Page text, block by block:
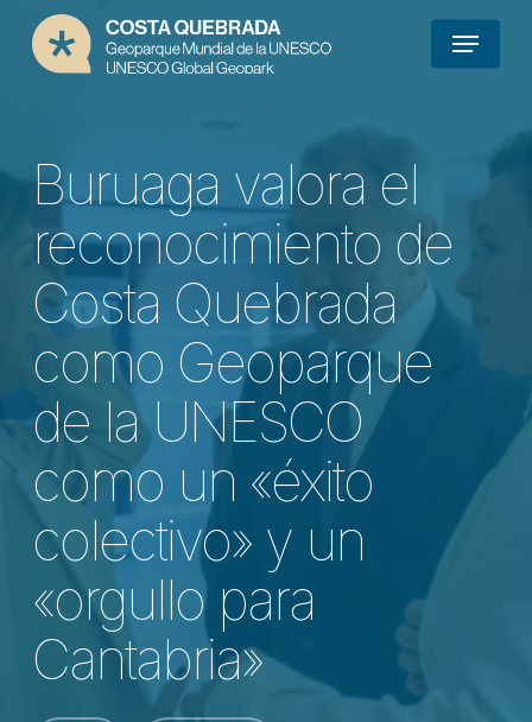
main
Menu
Buruaga valora el
reconocimiento de
Costa Quebrada
como Geoparque
de la UNESCO
como un «éxito
colectivo» y un
«orgullo para
Cantabria»